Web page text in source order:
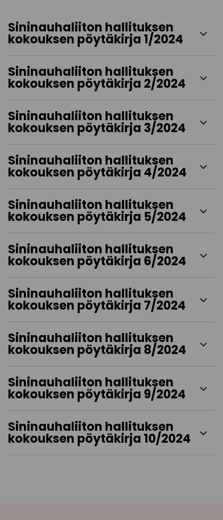
Sininauhaliiton hallituksen
kokouksen pöytäkirja 1/2024
Sininauhaliiton hallituksen
kokouksen pöytäkirja 2/2024
Sininauhaliiton hallituksen
kokouksen pöytäkirja 3/2024
Sininauhaliiton hallituksen
kokouksen pöytäkirja 4/2024
Sininauhaliiton hallituksen
kokouksen pöytäkirja 5/2024
Sininauhaliiton hallituksen
kokouksen pöytäkirja 6/2024
Sininauhaliiton hallituksen
kokouksen pöytäkirja 7/2024
Sininauhaliiton hallituksen
kokouksen pöytäkirja 8/2024
Sininauhaliiton hallituksen
kokouksen pöytäkirja 9/2024
Sininauhaliiton hallituksen
kokouksen pöytäkirja 10/2024